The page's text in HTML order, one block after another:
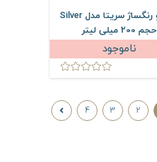
شامپو رنگساژ سریتا مدل Silver
حجم 200 میلی لیتر
ناموجود
2
3
4